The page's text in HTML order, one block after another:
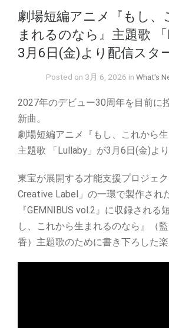
劇場短編アニメ『もし、
まれるのなら』主題歌
3月6日(金)より配信スタ
Posted on 3月 6, 2026 inWhat's
2027年のデビュー30周年を目前に
新曲。
劇場短編アニメ『もし、これから生
主題歌 「Lullaby」が3月6日(金)よ
東宝が展開する才能支援プロジェ
Creative Label」の一環で製作され
『GEMNIBUS vol.2』に収録される
し、これから生まれるのなら』（
香）主題歌のために書き下ろした楽